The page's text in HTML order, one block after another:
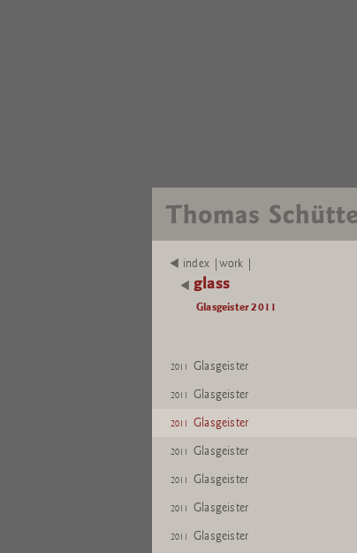
index |work |
glass
Glasgeister 2011
2011 Glasgeister
2011 Glasgeister
2011 Glasgeister
2011 Glasgeister
2011 Glasgeister
2011 Glasgeister
2011 Glasgeister